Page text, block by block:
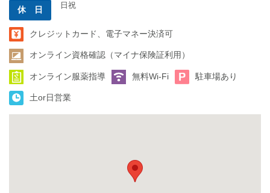
休 日 日祝
クレジットカード、電子マネー決済可
オンライン資格確認（マイナ保険証利用）
オンライン服薬指導 無料Wi-Fi 駐車場あり
土or日営業